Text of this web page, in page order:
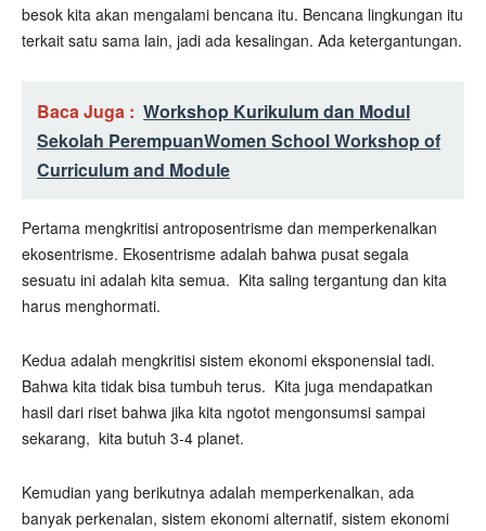
besok kita akan mengalami bencana itu. Bencana lingkungan itu
terkait satu sama lain, jadi ada kesalingan. Ada ketergantungan.
Baca Juga : Workshop Kurikulum dan Modul
Sekolah PerempuanWomen School Workshop of
Curriculum and Module
Pertama mengkritisi antroposentrisme dan memperkenalkan
ekosentrisme. Ekosentrisme adalah bahwa pusat segala
sesuatu ini adalah kita semua. Kita saling tergantung dan kita
harus menghormati.
Kedua adalah mengkritisi sistem ekonomi eksponensial tadi.
Bahwa kita tidak bisa tumbuh terus. Kita juga mendapatkan
hasil dari riset bahwa jika kita ngotot mengonsumsi sampai
sekarang, kita butuh 3-4 planet.
Kemudian yang berikutnya adalah memperkenalkan, ada
banyak perkenalan, sistem ekonomi alternatif, sistem ekonomi